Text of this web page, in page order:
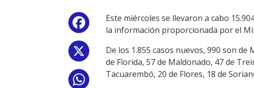
Facebook
Este miércoles se llevaron a cabo
la información proporcionada por el
De los 1.855 casos nuevos, 990 son de
de Florida, 57 de Maldonado, 47 de
Tacuarembó, 20 de Flores, 18 de